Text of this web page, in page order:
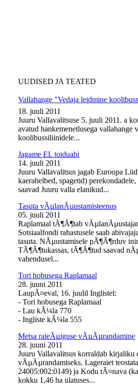
UUDISED JA TEATED
Vallahange "Vedaja leidmine
18. juuli 2011
Juuru Vallavalitsuse 5. juuli 2011. a
avatud hankemenetlusega vallahange
koolibussiliinidele...
Jagame EL toiduabi
14. juuli 2011
Juuru Vallavalitsus jagab Euroopa
kaerahelbed, spagetid)
saavad Juuru valla elanikud...
Tasuta vÃµlanÃµustamisteenus
05. juuli 2011
Raplamaal tÃ¶Ã¶tab
Sotsiaalfondi rahastusele saab
tasuta. NÃµustamisele pÃ¶Ã¶rduv
TÃ¶Ã¶tukassas, tÃ¶Ã¶tud saavad
vahendusel...
Tori hobusega Raplamaal
28. juuni 2011
LaupÃ¤eval, 16. juulil Inglistel:
- Tori hobusega Raplamaal
- Lau kÃ¼la 770
- Ingliste kÃ¼la 555
Metsa raieÃµiguse vÃµÃµrandamine
28. juuni 2011
Juuru Vallavalitsus korraldab kirjaliku
vÃµÃµrandamiseks. Lageraiet
24005:002:0149) ja Kodu tÃ¤nava
kokku 1,46 ha ulatuses...